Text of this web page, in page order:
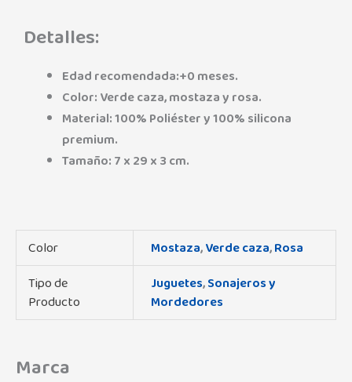
Detalles:
Edad recomendada:+0 meses.
Color: Verde caza, mostaza y rosa.
Material: 100% Poliéster y 100% silicona
premium.
Tamaño: 7 x 29 x 3 cm.
Color Mostaza,Verde caza,Rosa
Tipo de
Producto
Juguetes,Sonajeros y
Mordedores
Marca